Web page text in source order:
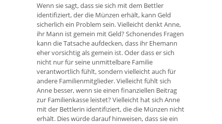
Wenn sie sagt, dass sie sich mit dem Bettler
identifiziert, der die Münzen erhält, kann Geld
sicherlich ein Problem sein. Vielleicht denkt Anne,
ihr Mann ist gemein mit Geld? Schonendes Fragen
kann die Tatsache aufdecken, dass ihr Ehemann
eher vorsichtig als gemein ist. Oder dass er sich
nicht nur für seine unmittelbare Familie
verantwortlich fühlt, sondern vielleicht auch für
andere Familienmitglieder. Vielleicht fühlt sich
Anne besser, wenn sie einen finanziellen Beitrag
zur Familienkasse leistet? Vielleicht hat sich Anne
mit der Bettlerin identifiziert, die die Münzen nicht
erhält. Dies würde darauf hinweisen, dass sie ein